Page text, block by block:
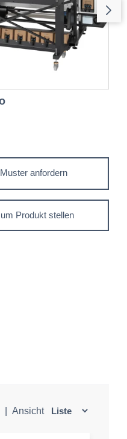
Muster anfordern
Produkt stellen
Ansicht